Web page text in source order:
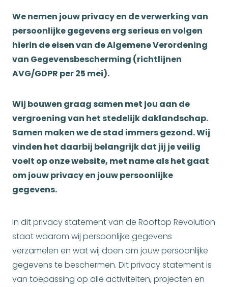
We nemen jouw privacy en de verwerking van
persoonlijke gegevens erg serieus en volgen
hierin de eisen van de Algemene Verordening
van Gegevensbescherming (richtlijnen
AVG/GDPR per 25 mei).
Wij bouwen graag samen met jou aan de
vergroening van het stedelijk daklandschap.
Samen maken we de stad immers gezond. Wij
vinden het daarbij belangrijk dat jij je veilig
voelt op onze website, met name als het gaat
om jouw privacy en jouw persoonlijke
gegevens.
In dit privacy statement van de Rooftop Revolution
staat waarom wij persoonlijke gegevens
verzamelen en wat wij doen om jouw persoonlijke
gegevens te beschermen. Dit privacy statement is
van toepassing op alle activiteiten, projecten en